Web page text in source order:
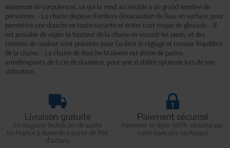
maximum de corpulences, ce qui la rend accessible à un grand nombre de
personnes. - La chaise dispose d'orifices d'évacuation de l'eau en surface, pour
permettre une douche en toute sécurité et éviter tout risque de glissade. - Il
est possible de régler la hauteur de la chaise en vissant les pieds, et des
témoins de couleur sont présents pour faciliter le réglage et trouver l'équilibre
de la chaise. - La chaise de douche Makemo est dotée de patins
antidérapants de 6 cm de diamètre, pour une stabilité optimale lors de son
utilisation.
Livraison gratuite
En magasin Technicien de santé
En France à domicile à partir de 99€
d'achats
Paiement sécurisé
Paiement en ligne 100% sécurisé par
carte bancaire ou Paypal